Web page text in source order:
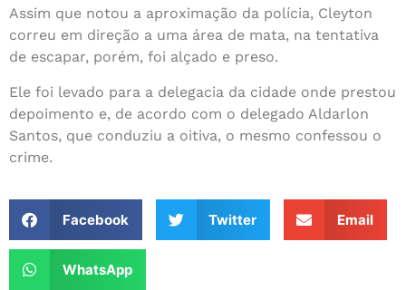
Assim que notou a aproximação da polícia, Cleyton
correu em direção a uma área de mata, na tentativa
de escapar, porém, foi alçado e preso.
Ele foi levado para a delegacia da cidade onde prestou
depoimento e, de acordo com o delegado Aldarlon
Santos, que conduziu a oitiva, o mesmo confessou o
crime.
Facebook Twitter Email
WhatsApp